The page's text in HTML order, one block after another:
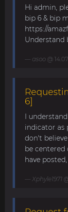
Hi admin,
bip 6 & bip
https://
Understand
asoo @
6]
I
indicator as
don't
be centered
have
Xphyle1971